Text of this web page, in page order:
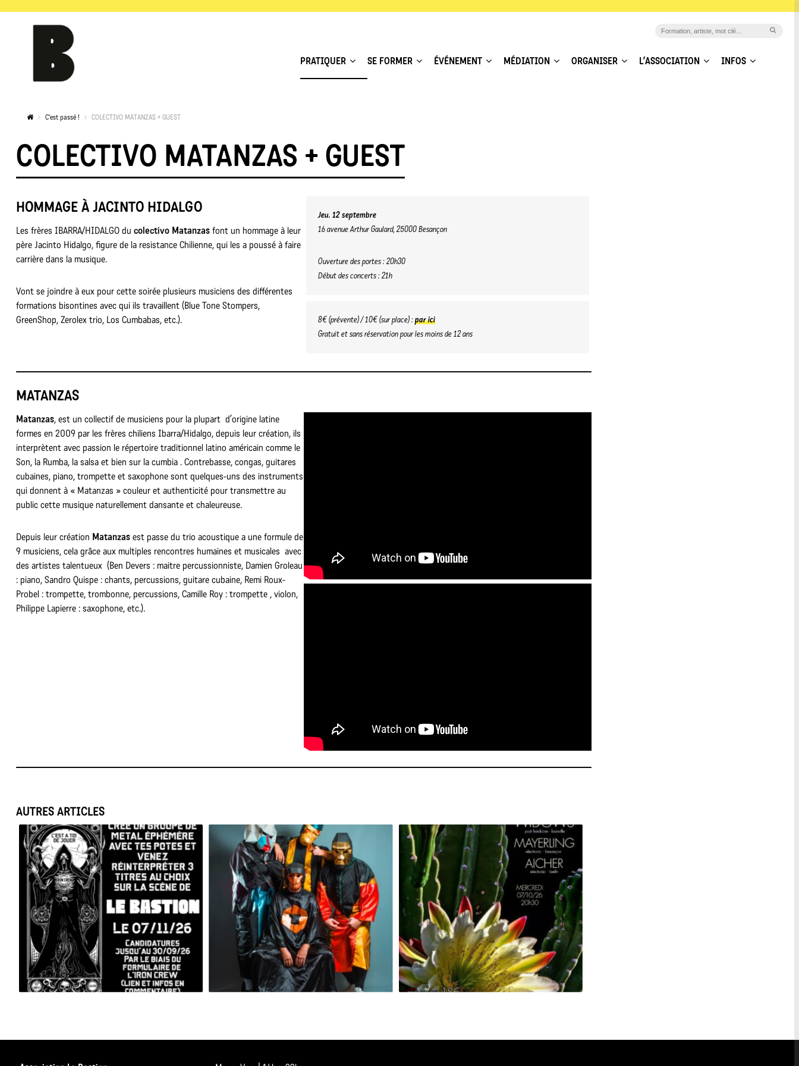
PRATIQUER SE FORMER ÉVÉNEMENT MÉDIATION ORGANISER L’ASSOCIATION INFOS
C'est passé ! COLECTIVO MATANZAS + GUEST
COLECTIVO MATANZAS + GUEST
HOMMAGE À JACINTO HIDALGO
Les frères IBARRA/HIDALGO du colectivo Matanzasfont un hommage à leur
père Jacinto Hidalgo, figure de la resistance Chilienne, qui les a poussé à faire
carrière dans la musique.
Vont se joindre à eux pour cette soirée plusieurs musiciens des différentes
formations bisontines avec qui ils travaillent (Blue Tone Stompers,
GreenShop, Zerolex trio, Los Cumbabas, etc.).
Jeu. 12 septembre
16 avenue Arthur Gaulard, 25000 Besançon
Ouverture des portes : 20h30
Début des concerts : 21h
8€ (prévente) / 10€ (sur place) :par ici
Gratuit et sans réservation pour les moins de 12 ans
MATANZAS
Matanzas, est un collectif de musiciens pour la plupart d’origine latine
formes en 2009 par les frères chiliens Ibarra/Hidalgo, depuis leur création, ils
interprètent avec passion le répertoire traditionnel latino américain comme le
Son, la Rumba, la salsa et bien sur la cumbia . Contrebasse, congas, guitares
cubaines, piano, trompette et saxophone sont quelques-uns des instruments
qui donnent à « Matanzas » couleur et authenticité pour transmettre au
public cette musique naturellement dansante et chaleureuse.
Depuis leur création Matanzasest passe du trio acoustique a une formule de
9 musiciens, cela grâce aux multiples rencontres humaines et musicales avec
des artistes talentueux (Ben Devers : maitre percussionniste, Damien Groleau
: piano, Sandro Quispe : chants, percussions, guitare cubaine, Remi Roux-
Probel : trompette, trombonne, percussions, Camille Roy : trompette , violon,
Philippe Lapierre : saxophone, etc.).
AUTRES ARTICLES
BESAC METAL ALL STARS 2026 GRAND SINGE [RELEASE PARTY] YOUNG WIDOWS + MAYERLING + AICHER